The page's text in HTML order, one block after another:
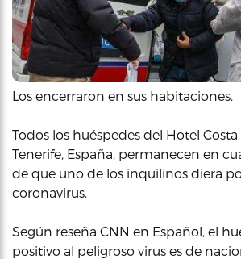
Los encerraron en sus habitaciones.
Todos los huéspedes del Hotel
Tenerife, España, permanecen en
de que uno de los inquilinos diera
coronavirus.
Según reseña CNN en Español, el
positivo al peligroso virus es de